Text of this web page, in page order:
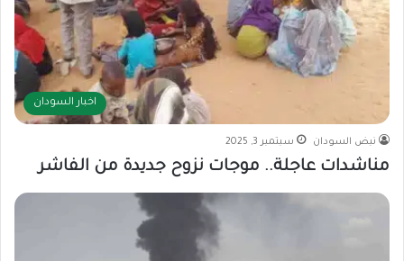
اخبار السودان
نبض السودان سبتمبر 3, 2025
مناشدات عاجلة.. موجات نزوح جديدة من الفاشر